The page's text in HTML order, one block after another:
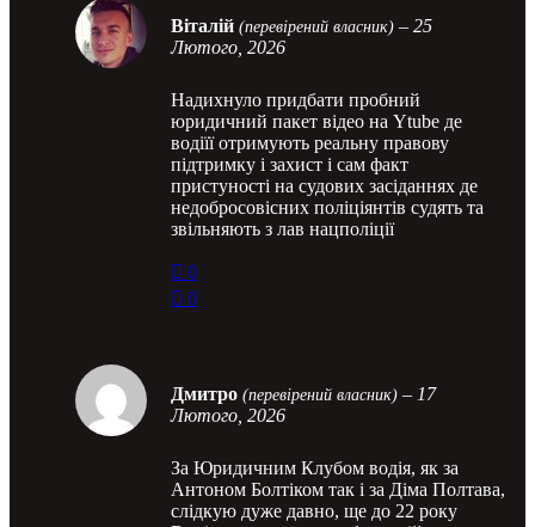
Віталій (перевірений власник) – 25
Лютого, 2026
Надихнуло придбати пробний
юридичний пакет відео на Ytube де
водіїї отримують реальну правову
підтримку і захист і сам факт
пристуності на судових засіданнях де
недобросовісних поліціянтів судять та
звільняють з лав нацполіції
0
0
Дмитро (перевірений власник) – 17
Лютого, 2026
За Юридичним Клубом водія, як за
Антоном Болтіком так і за Діма Полтава,
слідкую дуже давно, ще до 22 року